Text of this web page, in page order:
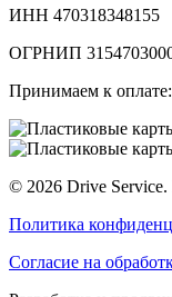
ИНН 470318348155
ОГРНИП
Принимаем к оплате:
© 2026 Drive Service.
Политика
Согласие на